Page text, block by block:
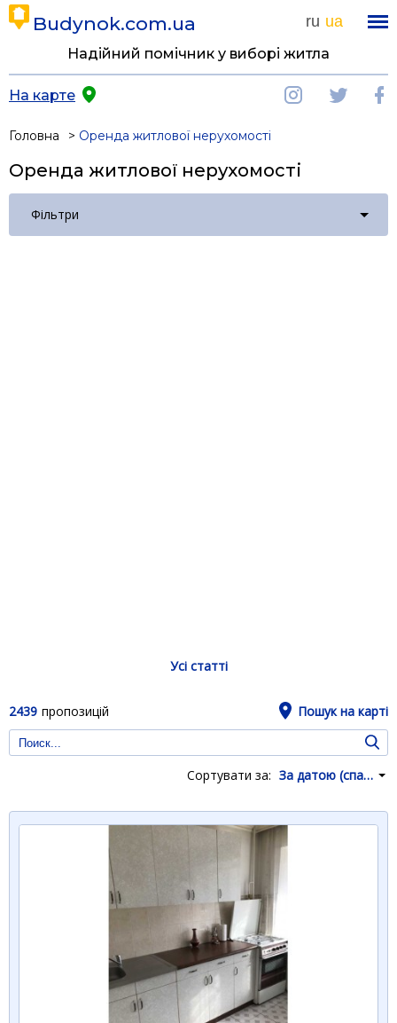
Budynok.com.ua ru ua
Надійний помічник у виборі житла
На карте
Головна Оренда житлової нерухомості
Оренда житлової нерухомості
Фільтри
Усі статті
2439 пропозицій Пошук на карті
Сортувати за: За датою (спадання)